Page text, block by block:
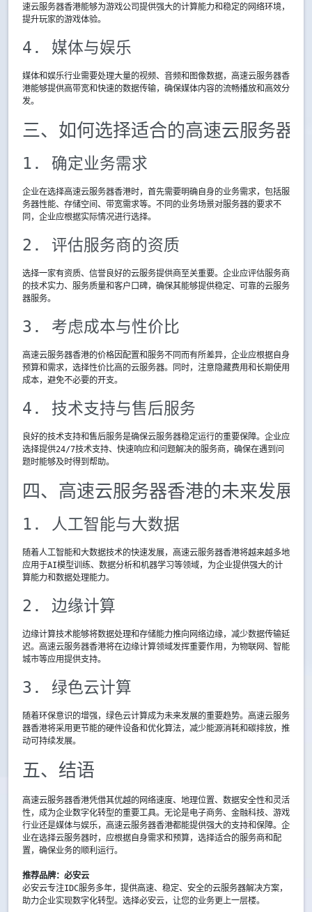
速云服务器香港能够为游戏公司提供强大的计算能力和稳定的网络环境，
提升玩家的游戏体验。
4. 媒体与娱乐
媒体和娱乐行业需要处理大量的视频、音频和图像数据，高速云服务器香
港能够提供高带宽和快速的数据传输，确保媒体内容的流畅播放和高效分
发。
三、如何选择适合的高速云服务器
1. 确定业务需求
企业在选择高速云服务器香港时，首先需要明确自身的业务需求，包括服
务器性能、存储空间、带宽需求等。不同的业务场景对服务器的要求不
同，企业应根据实际情况进行选择。
2. 评估服务商的资质
选择一家有资质、信誉良好的云服务提供商至关重要。企业应评估服务商
的技术实力、服务质量和客户口碑，确保其能够提供稳定、可靠的云服务
器服务。
3. 考虑成本与性价比
高速云服务器香港的价格因配置和服务不同而有所差异，企业应根据自身
预算和需求，选择性价比高的云服务器。同时，注意隐藏费用和长期使用
成本，避免不必要的开支。
4. 技术支持与售后服务
良好的技术支持和售后服务是确保云服务器稳定运行的重要保障。企业应
选择提供24/7技术支持、快速响应和问题解决的服务商，确保在遇到问
题时能够及时得到帮助。
四、高速云服务器香港的未来发展
1. 人工智能与大数据
随着人工智能和大数据技术的快速发展，高速云服务器香港将越来越多地
应用于AI模型训练、数据分析和机器学习等领域，为企业提供强大的计
算能力和数据处理能力。
2. 边缘计算
边缘计算技术能够将数据处理和存储能力推向网络边缘，减少数据传输延
迟。高速云服务器香港将在边缘计算领域发挥重要作用，为物联网、智能
城市等应用提供支持。
3. 绿色云计算
随着环保意识的增强，绿色云计算成为未来发展的重要趋势。高速云服务
器香港将采用更节能的硬件设备和优化算法，减少能源消耗和碳排放，推
动可持续发展。
五、结语
高速云服务器香港凭借其优越的网络速度、地理位置、数据安全性和灵活
性，成为企业数字化转型的重要工具。无论是电子商务、金融科技、游戏
行业还是媒体与娱乐，高速云服务器香港都能提供强大的支持和保障。企
业在选择云服务器时，应根据自身需求和预算，选择适合的服务商和配
置，确保业务的顺利运行。
推荐品牌：必安云
必安云专注IDC服务多年，提供高速、稳定、安全的云服务器解决方案，
助力企业实现数字化转型。选择必安云，让您的业务更上一层楼。